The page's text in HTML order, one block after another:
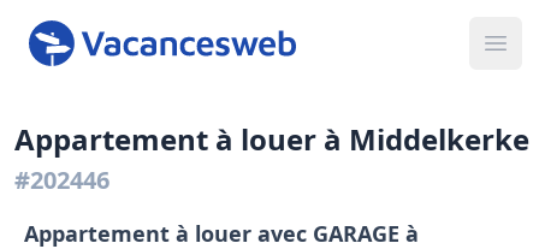
Appartement à louer à Middelkerke
#202446
Appartement à louer avec GARAGE à